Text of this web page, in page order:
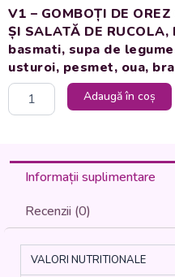
V1 – GOMBOȚI DE
ȘI SALATĂ DE
basmati, supa de
usturoi, pesmet, oua,
Cantitate
OREZ
CAȘCAVAL
(ARANCINI)
SALATĂ
Adaugă în coș
Informații suplimentare
Recenzii (0)
VALORI NUTRITIONALE